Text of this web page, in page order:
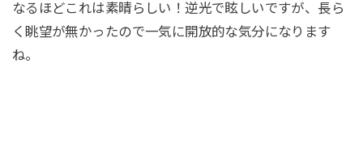
なるほどこれは素晴らしい！逆光で眩しいですが、長ら
く眺望が無かったので一気に開放的な気分になります
ね。